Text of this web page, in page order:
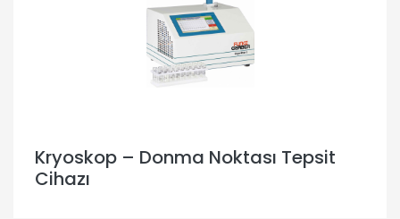
Kryoskop – Donma Noktası Tepsit
Cihazı